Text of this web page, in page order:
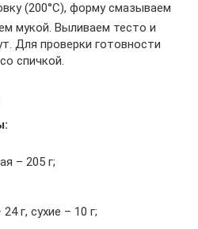
(200°С), форму смазываем
мукой. Выливаем тесто и
Для проверки готовности
спичкой.
– 205 г;
г, сухие – 10 г;